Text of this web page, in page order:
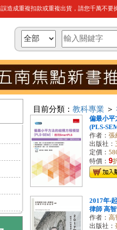
造成重複扣款或重複出貨，請您千萬不要
目前分類： 教科專業 ＞
偏最小平
(PLS-
作者： 張
出版社：
定價：
特價： 9
2017年‧
律師 高
作者： 高
出版社：